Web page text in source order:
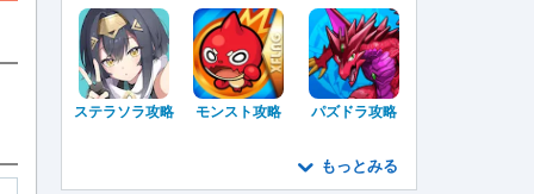
ステラソラ攻略 モンスト攻略 パズドラ攻略
もっとみる